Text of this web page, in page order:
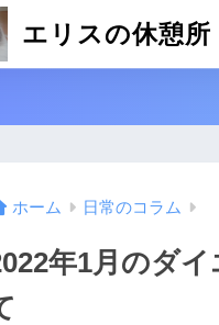
エリスの休憩所
ホーム 日常のコラム
年1月のダ